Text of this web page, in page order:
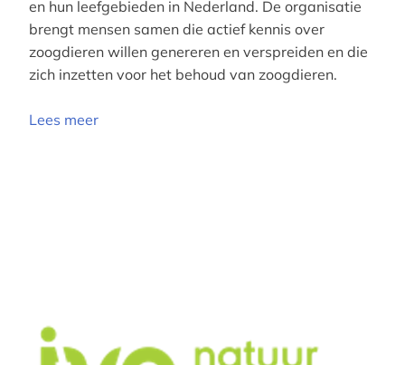
en hun leefgebieden in Nederland. De organisatie
brengt mensen samen die actief kennis over
zoogdieren willen genereren en verspreiden en die
zich inzetten voor het behoud van zoogdieren.
Lees meer